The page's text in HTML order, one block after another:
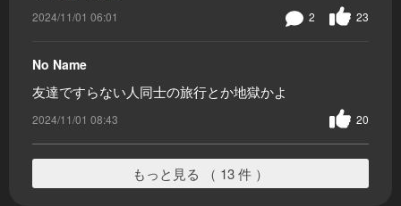
2024/11/01 06:01 23
2
No Name
友達ですらない人同士の旅行とか地獄かよ
2024/11/01 08:43 20
もっと見る （ 13 件 ）